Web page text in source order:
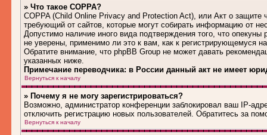
» Что такое COPPA?
COPPA (Child Online Privacy and Protection Act), или Акт о защите
требующий от сайтов, которые могут собирать информацию от
Допустимо наличие иного вида подтверждения того, что
не уверены, применимо ли это к вам, как к регистрирующемуся
Обратите внимание, что phpBB Group не может давать
указанных ниже.
Примечание переводчика: в России данный акт не имеет
Вернуться к началу
» Почему я не могу зарегистрироваться?
Возможно, администратор конференции заблокировал ваш IP-
отключить регистрацию новых пользователей. Обратитесь за
Вернуться к началу